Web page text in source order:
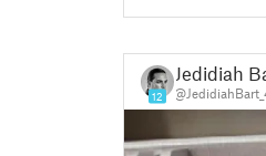
12
Jedidiah